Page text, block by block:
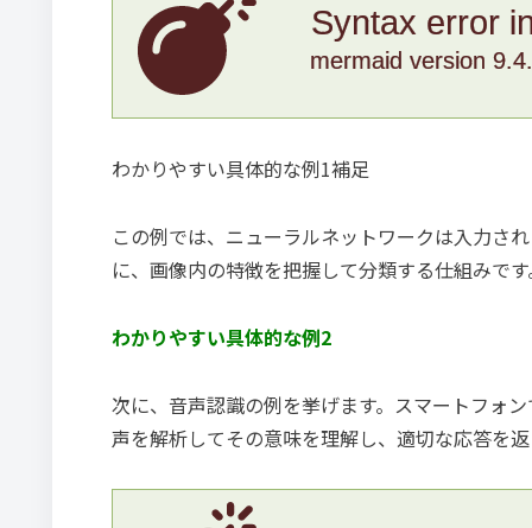
Syntax error
mermaid version
わかりやすい具体的な例1補足
この例では、ニューラルネットワークは入力さ
に、画像内の特徴を把握して分類する仕組みで
わかりやすい具体的な例2
次に、音声認識の例を挙げます。スマートフォ
声を解析してその意味を理解し、適切な応答を